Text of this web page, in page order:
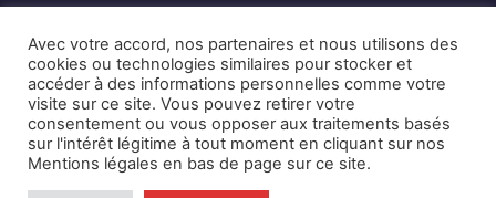
Mentions Légales et CGU Crédits
© 2026 © Karulynk
Avec votre accord, nos partenaires et nous utilisons des
cookies ou technologies similaires pour stocker et
accéder à des informations personnelles comme votre
visite sur ce site. Vous pouvez retirer votre
consentement ou vous opposer aux traitements basés
sur l'intérêt légitime à tout moment en cliquant sur nos
Mentions légales en bas de page sur ce site.